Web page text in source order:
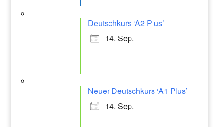
Deutschkurs ‘A2 Plus’
14. Sep.
Neuer Deutschkurs ‘A1 Plus’
14. Sep.